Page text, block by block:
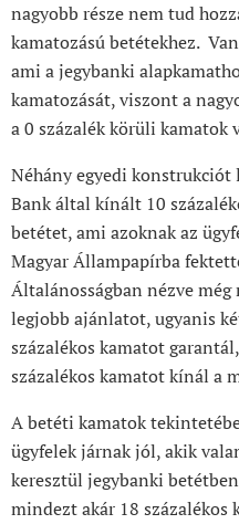
nagyobb része nem tud
kamatozású betétekhez.
ami a jegybanki
kamatozását, viszont a
a 0 százalék körüli kamatok
Néhány egyedi konstrukciót
Bank által kínált 10
betétet, ami azoknak az
Magyar Állampapírba
Általánosságban nézve
legjobb ajánlatot, ugyanis
százalékos kamatot
százalékos kamatot kínál a
A betéti kamatok
ügyfelek járnak jól, akik
keresztül jegybanki
mindezt akár 18 százalékos